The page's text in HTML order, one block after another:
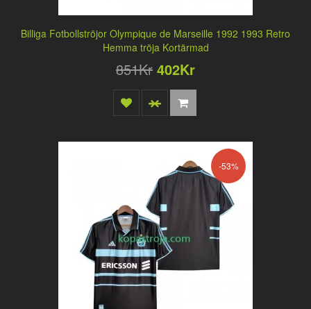
Billiga Fotbollströjor Olympique de Marseille 1992 1993 Retro
Hemma tröja Kortärmad
851Kr 402Kr
-53%